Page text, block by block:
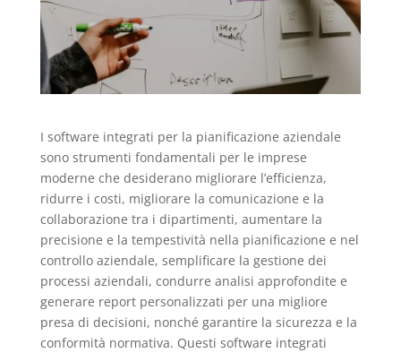
I software integrati per la pianificazione aziendale
sono strumenti fondamentali per le imprese
moderne che desiderano migliorare l’efficienza,
ridurre i costi, migliorare la comunicazione e la
collaborazione tra i dipartimenti, aumentare la
precisione e la tempestività nella pianificazione e nel
controllo aziendale, semplificare la gestione dei
processi aziendali, condurre analisi approfondite e
generare report personalizzati per una migliore
presa di decisioni, nonché garantire la sicurezza e la
conformità normativa. Questi software integrati